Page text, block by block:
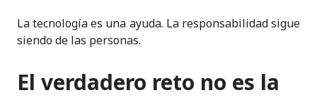
La tecnología es una ayuda. La responsabilidad sigue
siendo de las personas.
El verdadero reto no es la